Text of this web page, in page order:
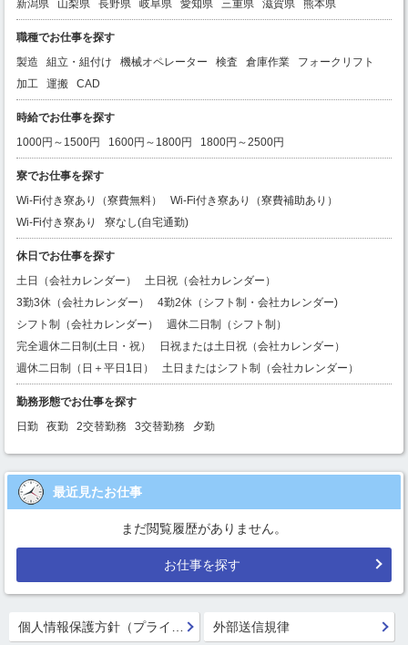
新潟県
山梨県 長野県 岐阜県 愛知県 三重県 滋賀県 熊本県
職種でお仕事を探す
製造
組立・組付け 機械オペレーター 検査 倉庫作業
フォークリフト
加工
運搬 CAD
時給でお仕事を探す
1000円～1500円
1600円～1800円 1800円～2500円
寮でお仕事を探す
Wi-Fi付き寮あり（寮費無料）
Wi-Fi付き寮あり（寮費補助あり）
Wi-Fi付き寮あり
寮なし(自宅通勤)
休日でお仕事を探す
土日（会社カレンダー）
土日祝（会社カレンダー）
3勤3休（会社カレンダー）
4勤2休（シフト制・会社カレンダー)
シフト制（会社カレンダー）
週休二日制（シフト制）
完全週休二日制(土日・祝）
日祝または土日祝（会社カレンダー）
週休二日制（日＋平日1日）
土日またはシフト制（会社カレンダー）
勤務形態でお仕事を探す
日勤
夜勤 2交替勤務 3交替勤務 夕勤
最近見たお仕事
まだ閲覧履歴がありません。
お仕事を探す
外部送信規律